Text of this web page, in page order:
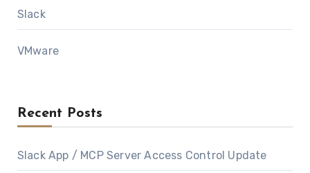
Slack
VMware
Recent Posts
Slack App / MCP Server Access Control Update